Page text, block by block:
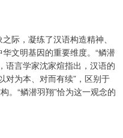
际，凝练了汉语构造精神、
文明基因的重要维度。“鳞潜
语言学家沈家煊指出，汉语的
对为本、对而有续”，区别于
。“鳞潜羽翔”恰为这一观念的